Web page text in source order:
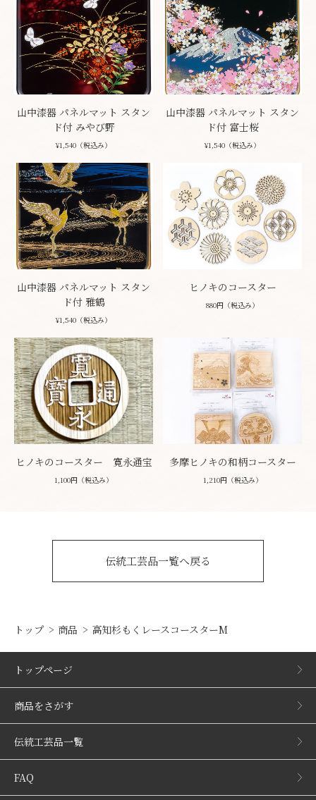
山中漆器 パネルマット スタン
ド付 みやび野
¥1,540（税込み）
山中漆器 パネルマット スタン
ド付 富士桜
¥1,540（税込み）
山中漆器 パネルマット スタン
ド付 雅鶴
¥1,540（税込み）
ヒノキのコースター
880円（税込み）
ヒノキのコースター 寛永通宝
1,100円（税込み）
多摩ヒノキの和柄コースター
1,210円（税込み）
伝統工芸品一覧へ戻る
トップ 商品 高知杉もくレースコースターM
トップページ
商品をさがす
伝統工芸品一覧
FAQ